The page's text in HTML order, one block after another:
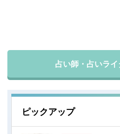
占い師・占いライ
ピックアップ